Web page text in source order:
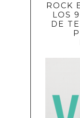
ROCK
LOS
DE